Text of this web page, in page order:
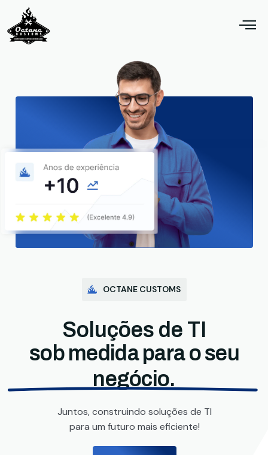
OCTANE CUSTOMS
Soluções de TI
sob medida para o seu
negócio.
Juntos, construindo soluções de TI
para um futuro mais eficiente!